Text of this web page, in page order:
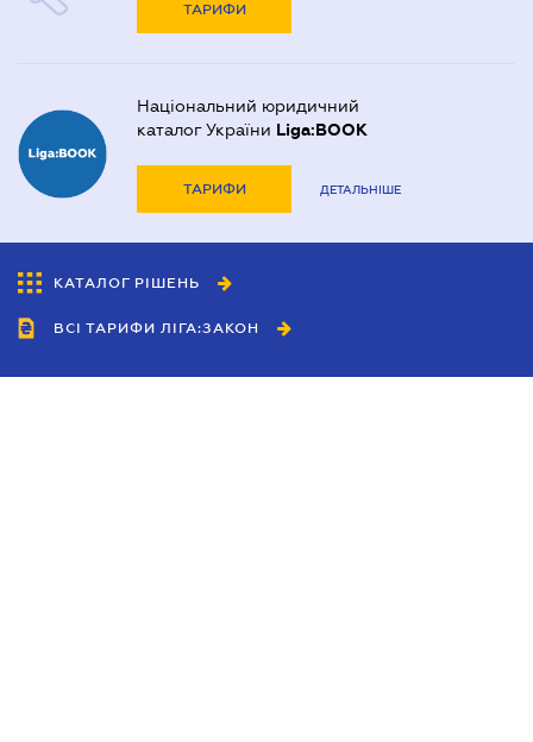
ТАРИФИ
Національний юридичний
каталог України Liga:BOOK
ТАРИФИ ДЕТАЛЬНІШЕ
КАТАЛОГ РІШЕНЬ
ВСІ ТАРИФИ ЛІГА:ЗАКОН